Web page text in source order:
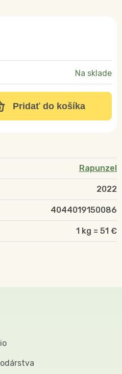
Na sklade
Pridať do košíka
Rapunzel
2022
4044019150086
1 kg = 51 €